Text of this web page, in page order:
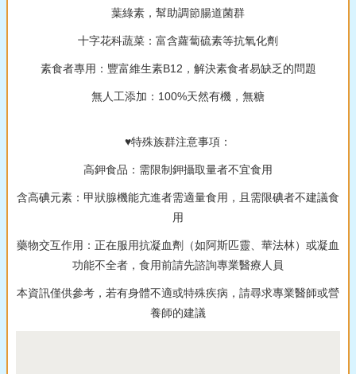
葉綠素，幫助調節腸道菌群
十字花科蔬菜：富含蘿蔔硫素等抗氧化劑
素食者專用：豐富維生素B12，解決素食者易缺乏的問題
無人工添加：100%天然有機，無糖
♥特殊族群注意事項：
高鉀食品：需限制鉀攝取量者不宜食用
含高碘元素：甲狀腺機能亢進者需適量食用，且需限碘者不建議食
用
藥物交互作用：正在服用抗凝血劑（如阿斯匹靈、華法林）或凝血
功能不全者，食用前請先諮詢專業醫療人員
本資訊僅供參考，若有身體不適或特殊疾病，請尋求專業醫師或營
養師的建議